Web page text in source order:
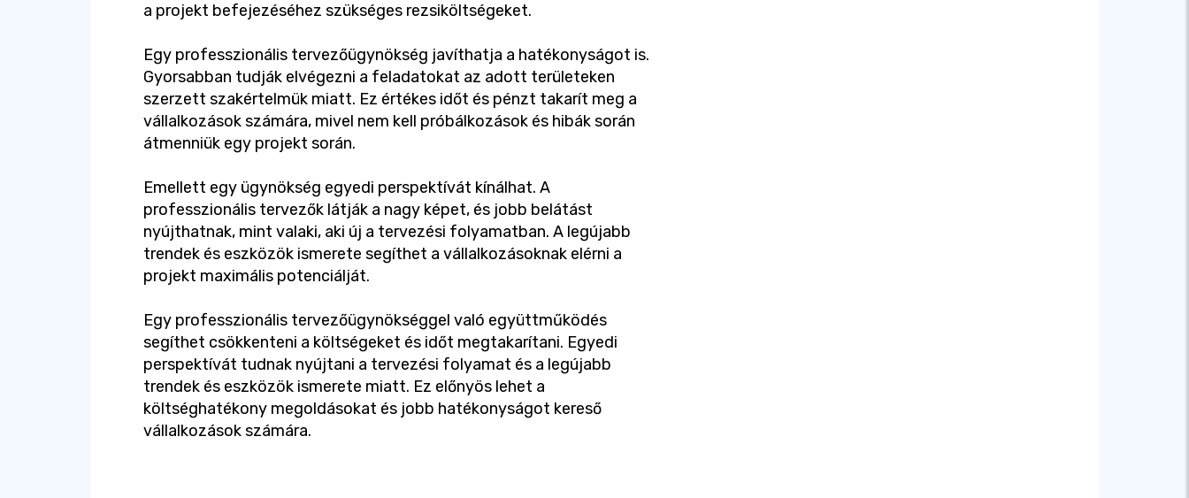
a projekt befejezéséhez szükséges rezsiköltségeket.
Egy professzionális tervezőügynökség javíthatja a hatékonyságot is.
Gyorsabban tudják elvégezni a feladatokat az adott területeken
szerzett szakértelmük miatt. Ez értékes időt és pénzt takarít meg a
vállalkozások számára, mivel nem kell próbálkozások és hibák során
átmenniük egy projekt során.
Emellett egy ügynökség egyedi perspektívát kínálhat. A
professzionális tervezők látják a nagy képet, és jobb belátást
nyújthatnak, mint valaki, aki új a tervezési folyamatban. A legújabb
trendek és eszközök ismerete segíthet a vállalkozásoknak elérni a
projekt maximális potenciálját.
Egy professzionális tervezőügynökséggel való együttműködés
segíthet csökkenteni a költségeket és időt megtakarítani. Egyedi
perspektívát tudnak nyújtani a tervezési folyamat és a legújabb
trendek és eszközök ismerete miatt. Ez előnyös lehet a
költséghatékony megoldásokat és jobb hatékonyságot kereső
vállalkozások számára.